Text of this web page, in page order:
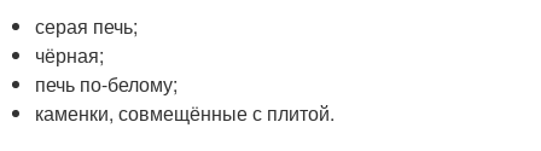
серая печь;
чёрная;
печь по-белому;
каменки, совмещённые с плитой.